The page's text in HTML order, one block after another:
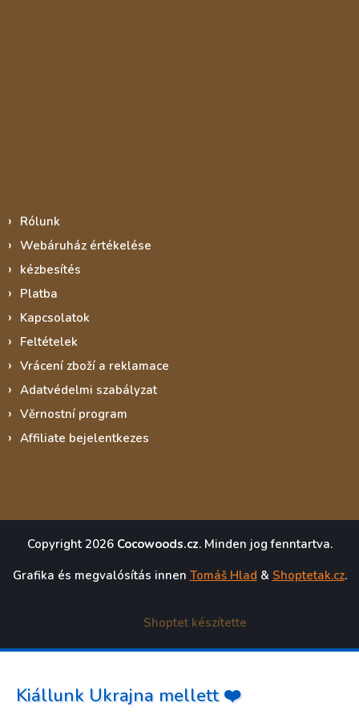
Rólunk
Webáruház értékelése
kézbesítés
Platba
Kapcsolatok
Feltételek
Vrácení zboží a reklamace
Adatvédelmi szabályzat
Věrnostní program
Affiliate bejelentkezes
Copyright 2026 Cocowoods.cz. Minden jog fenntartva.
Grafika és megvalósítás innen Tomáš Hlad & Shoptetak.cz.
Shoptet készítette
Kiállunk Ukrajna mellett ❤️